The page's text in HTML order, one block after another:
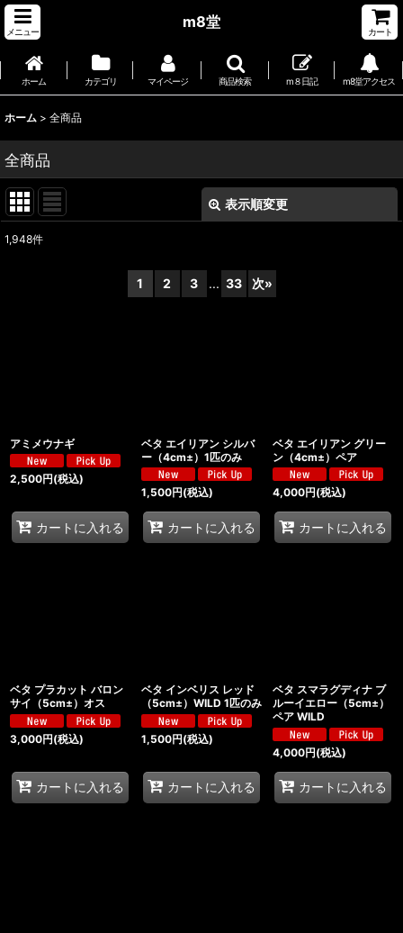
メニュー
m8堂
カート
ホーム カテゴリ マイページ 商品検索 m８日記 m8堂アクセス
ホーム > 全商品
全商品
表示順変更
1,948件
1 2 3 ... 33 次»
アミメウナギ
2,500円(税込)
カートに入れる
ベタ エイリアン シルバ
ー（4cm±）1匹のみ
1,500円(税込)
カートに入れる
ベタ エイリアン グリー
ン（4cm±）ペア
4,000円(税込)
カートに入れる
ベタ プラカット バロン
サイ（5cm±）オス
3,000円(税込)
カートに入れる
ベタ インベリス レッド
（5cm±）WILD 1匹のみ
1,500円(税込)
カートに入れる
ベタ スマラグディナ ブ
ルーイエロー（5cm±）
ペア WILD
4,000円(税込)
カートに入れる